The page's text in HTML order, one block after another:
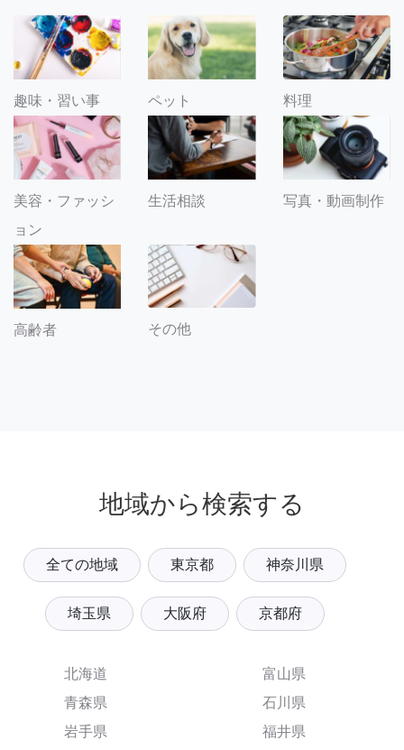
趣味・習い事 ペット 料理
美容・ファッシ
ョン
生活相談 写真・動画制作
高齢者 その他
地域から検索する
全ての地域 東京都 神奈川県
埼玉県 大阪府 京都府
北海道
青森県
岩手県
富山県
石川県
福井県